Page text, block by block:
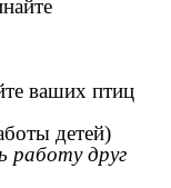
ваших птиц
детей)
работу друг